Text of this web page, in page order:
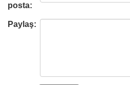
posta:
Paylaş: